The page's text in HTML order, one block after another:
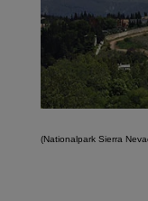
(Nationalpark Sierra